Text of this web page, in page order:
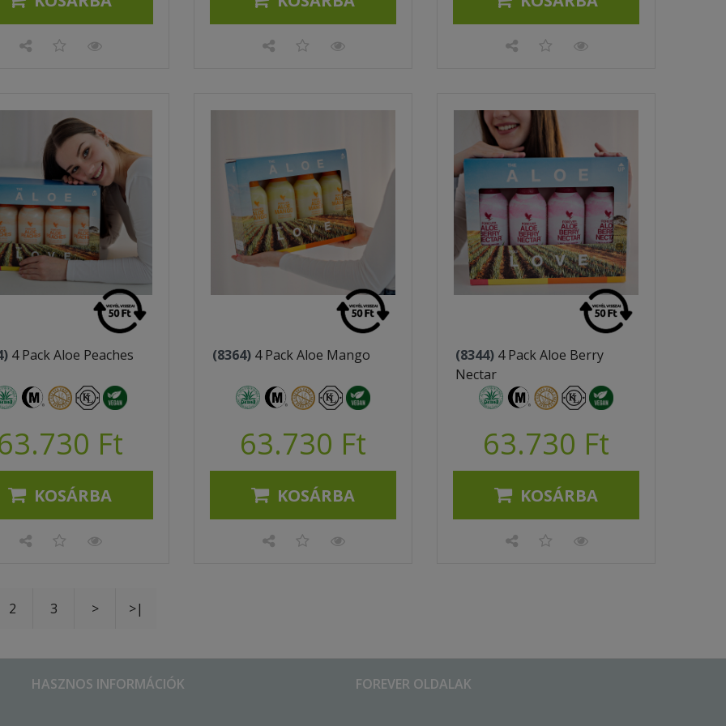
4 Pack Aloe Peaches
Ft
KOSÁRBA
(8364) 4 Pack Aloe Mango
63.730 Ft
KOSÁRBA
(8344) 4 Pack Aloe Berry
Nectar
63.730 Ft
KOSÁRBA
2 3 > >|
HASZNOS INFORMÁCIÓK FOREVER OLDALAK